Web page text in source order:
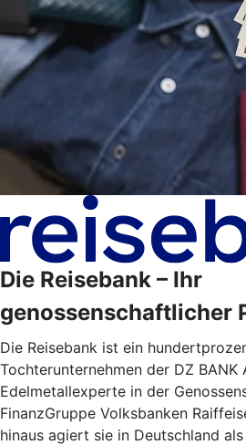
Die Reisebank – Ihr
genossenschaftlicher
Die Reisebank ist ein
Tochterunternehmen der DZ BANK
Edelmetallexperte in der
FinanzGruppe Volksbanken
hinaus agiert sie in Deutschland